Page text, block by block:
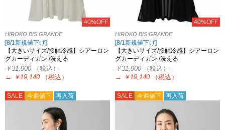
40%OFF
HIROKO BIS GRANDE
[8/1新規値下げ]
【大きいサイズ/接触冷感】シアーロン
グカーディガン /洗える
￥31,900（税込）
→
￥19,140 （税込）
40%OFF
HIROKO BIS GRANDE
[8/1新規値下げ]
【大きいサイズ/接触冷感】シアーロン
グカーディガン /洗える
￥31,900（税込）
→
￥19,140 （税込）
SALE 今週値下 再入荷 SALE 今週値下 再入荷